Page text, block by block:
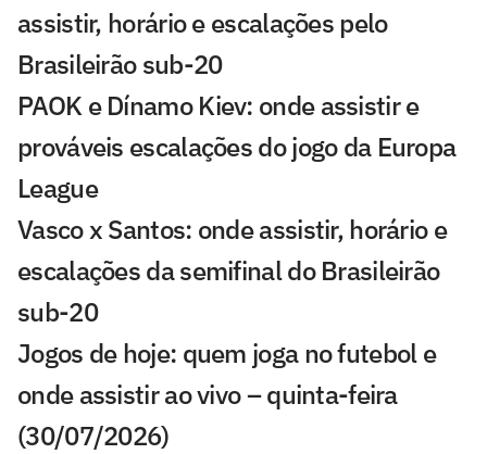
assistir, horário e escalações pelo
Brasileirão sub-20
PAOK e Dínamo Kiev: onde assistir e
prováveis escalações do jogo da Europa
League
Vasco x Santos: onde assistir, horário e
escalações da semifinal do Brasileirão
sub-20
Jogos de hoje: quem joga no futebol e
onde assistir ao vivo – quinta-feira
(30/07/2026)